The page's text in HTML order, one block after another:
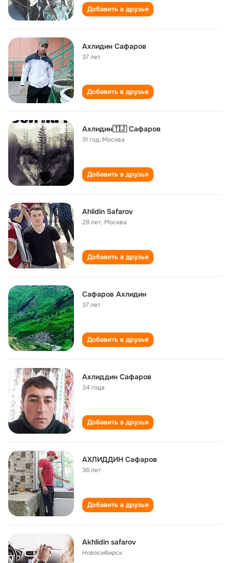
Добавить в друзья
Ахлидин Сафаров
37 лет
Добавить в друзья
Ахлидин🇹🇯 Сафаров
31 год, Москва
Добавить в друзья
Ahlidin Safarov
28 лет, Москва
Добавить в друзья
Сафаров Ахлидин
37 лет
Добавить в друзья
Ахлиддин Сафаров
34 года
Добавить в друзья
АХЛИДДИН Сафаров
36 лет
Добавить в друзья
Akhlidin safarov
Новосибирск